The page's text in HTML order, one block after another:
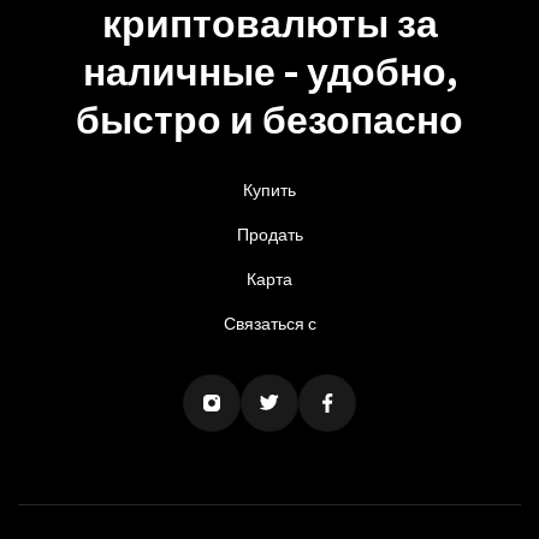
криптовалюты за
наличные - удобно,
быстро и безопасно
Купить
Продать
Карта
Связаться с